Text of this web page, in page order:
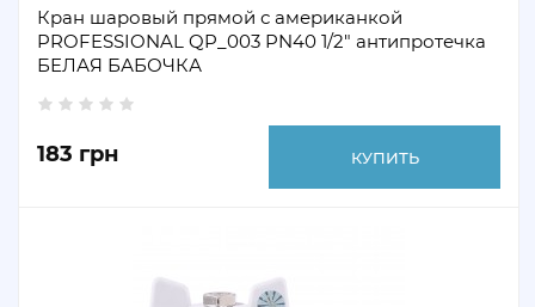
Кран шаровый прямой с американкой
PROFESSIONAL QP_003 PN40 1/2" антипротечка
БЕЛАЯ БАБОЧКА
183 грн КУПИТЬ